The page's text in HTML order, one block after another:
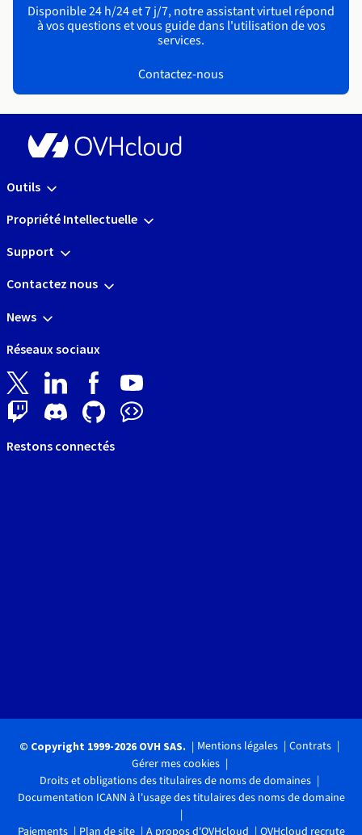
Disponible 24 h/24 et 7 j/7, notre assistant virtuel répond
à vos questions et vous guide dans l'utilisation de vos
services.
Contactez-nous
Outils
Propriété Intellectuelle
Support
Contactez nous
News
Réseaux sociaux
Restons connectés
© Copyright 1999-2026 OVH SAS. Mentions légales
Contrats
Gérer mes cookies
Droits et obligations des titulaires de noms de domaines
Documentation ICANN à l'usage des titulaires des noms de domaine
Paiements Plan de site A propos d'OVHcloud OVHcloud recrute